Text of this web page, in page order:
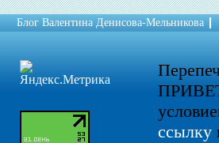
Блог Валентина Денисова-Мельникова
ссылку